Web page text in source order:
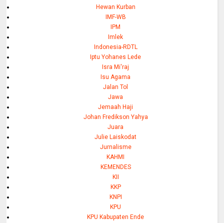
Hewan Kurban
IMF-WB
IPM
Imlek
Indonesia-RDTL
Iptu Yohanes Lede
Isra Mi'raj
Isu Agama
Jalan Tol
Jawa
Jemaah Haji
Johan Fredikson Yahya
Juara
Julie Laiskodat
Jurnalisme
KAHMI
KEMENDES
KII
KKP
KNPI
KPU
KPU Kabupaten Ende